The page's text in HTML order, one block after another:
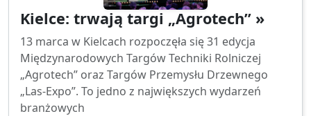
Kielce: trwają targi „Agrotech” »
13 marca w Kielcach rozpoczęła się 31 edycja
Międzynarodowych Targów Techniki Rolniczej
„Agrotech” oraz Targów Przemysłu Drzewnego
„Las-Expo”. To jedno z największych wydarzeń
branżowych